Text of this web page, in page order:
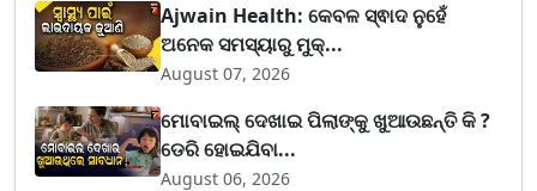
Ajwain Health: କେବଳ ସ୍ଵାଦ ନୁହେଁ
ଅନେକ ସମସ୍ୟାରୁ ମୁକ୍...
August 07, 2026
ମୋବାଇଲ୍ ଦେଖାଇ ପିଲାଙ୍କୁ ଖୁଆଉଛନ୍ତି କି ?
ଡେରି ହୋଇଯିବା...
August 06, 2026